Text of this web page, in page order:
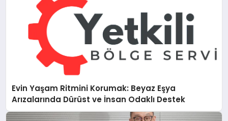
Evin Yaşam Ritmini Korumak: Beyaz Eşya
Arızalarında Dürüst ve İnsan Odaklı Destek